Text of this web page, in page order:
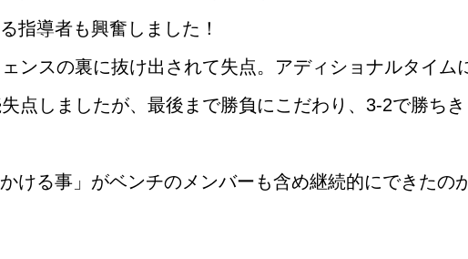
指導者も興奮しました！
ンスの裏に抜け出されて失点。アディショナルタイム
点しましたが、最後まで勝負にこだわり、3-2で勝ちき
ける事」がベンチのメンバーも含め継続的にできたの